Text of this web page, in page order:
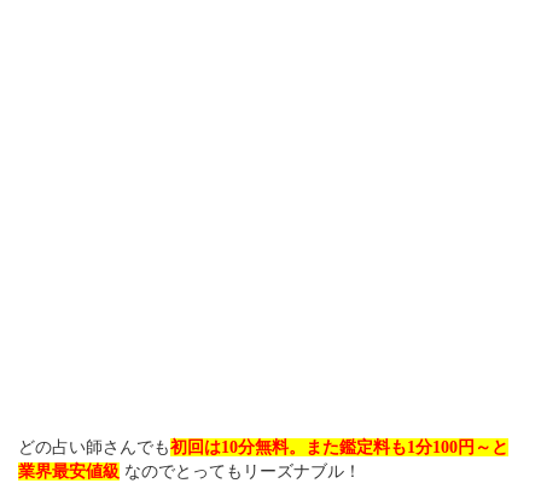
どの占い師さんでも初回は10分無料。また鑑定料も1分100円～と
業界最安値級 なのでとってもリーズナブル！